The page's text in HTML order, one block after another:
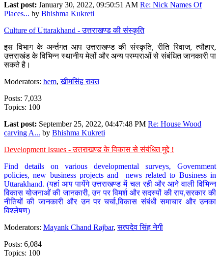
Last post: January 30, 2022, 09:50:51 AM Re: Nick Names Of
Places... by Bhishma Kukreti
Culture of Uttarakhand - उत्तराखण्ड की संस्कृति
इस विभाग के अर्न्तगत आप उत्तराखण्ड की संस्कृति, रीति रिवाज, त्यौहार,
उत्तराखंड के विभिन्न स्थानीय मेलों और अन्य परम्पराओं से संबंधित जानकारी पा
सकते है।
Moderators: hem,खीमसिंह रावत
Posts: 7,033
Topics: 100
Last post: September 25, 2022, 04:47:48 PM Re: House Wood
carving A... by Bhishma Kukreti
Development Issues - उत्तराखण्ड के विकास से संबंधित मुद्दे !
Find details on various developmental surveys, Government
policies, new business projects and news related to Business in
Uttarakhand. (यहां आप पायेंगे उत्तराखण्ड में चल रही और आने वाली विभिन्न
विकास योजनाओं की जानकारी, उन पर विमर्श और सदस्यों की राय,सरकार की
नीतियों की जानकारी और उन पर चर्चा,विकास संबंधी समाचार और उनका
विश्लेषण)
Moderators: Mayank Chand Rajbar,सत्यदेव सिंह नेगी
Posts: 6,084
Topics: 100